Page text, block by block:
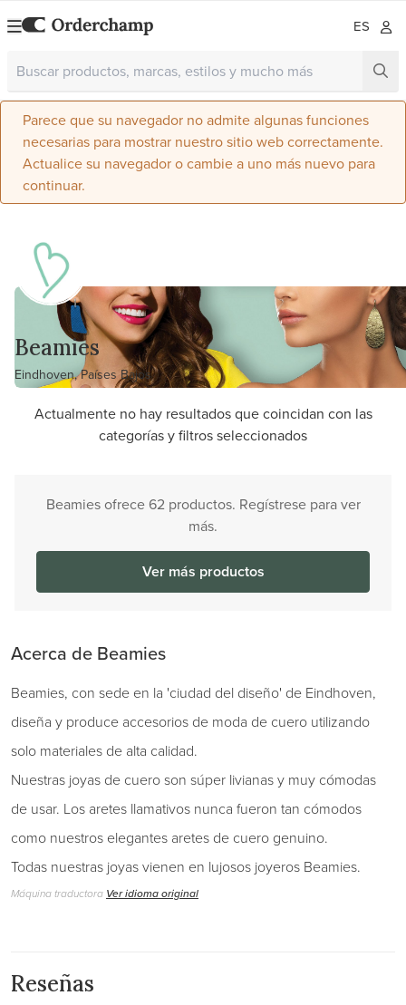
ES
Parece que su navegador no admite algunas funciones
necesarias para mostrar nuestro sitio web correctamente.
Actualice su navegador o cambie a uno más nuevo para
continuar.
Beamies
Eindhoven, Países Bajos
Actualmente no hay resultados que coincidan con las
categorías y filtros seleccionados
Beamies ofrece 62 productos. Regístrese para ver
más.
Ver más productos
Acerca de Beamies
Beamies, con sede en la 'ciudad del diseño' de Eindhoven,
diseña y produce accesorios de moda de cuero utilizando
solo materiales de alta calidad.
Nuestras joyas de cuero son súper livianas y muy cómodas
de usar. Los aretes llamativos nunca fueron tan cómodos
como nuestros elegantes aretes de cuero genuino.
Todas nuestras joyas vienen en lujosos joyeros Beamies.
Máquina traductora Ver idioma original
Reseñas